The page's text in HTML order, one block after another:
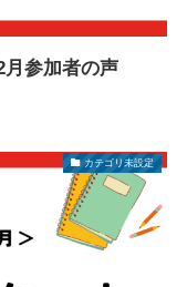
参加者の声
カテゴリ未設定